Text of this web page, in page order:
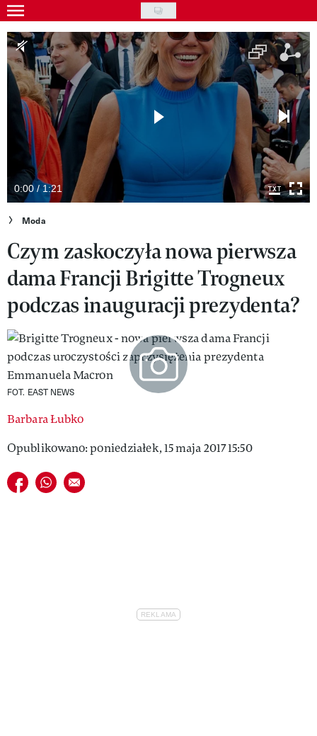
Skip
to
main
content
Gwiazdy
Ludzie
Moda
Uroda
Styl życia
Kultura
Wideo
Nasze akcje
VIVA!ART
VIVA!MODA
VIVA!LIFESTYLE
VIVA!MAN
VIVA!PEOPLE POWER
VIVA!ITAKA
MAGAZYN VIVA!
0:00 / 1:21
Moda
Czym zaskoczyła nowa pierwsza
dama Francji Brigitte Trogneux
podczas inauguracji prezydenta?
FOT. EAST NEWS
Barbara Łubko
Opublikowano: poniedziałek, 15 maja 2017 15:50
Udostępnij na facebook
Udostępnij na whatsapp
E-mail do przyjaciela